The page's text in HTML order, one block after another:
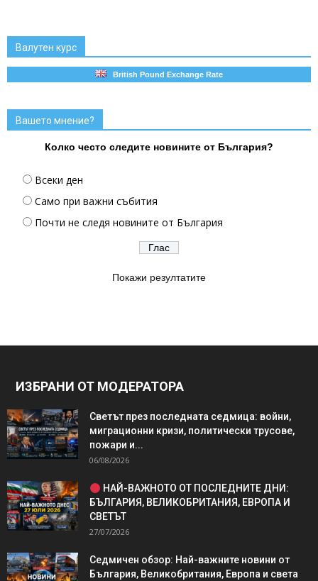
Валутен курс
British Pound Exchange Rate
Вашето мнение?
Колко често следите новините от България?
Всеки ден
Само при важни събития
Почти не следя новините от България
Покажи резултатите
ИЗБРАНИ ОТ МОДЕРАТОРА
Светът през последната седмица: войни,
миграционни кризи, политически трусове,
пожари и...
06/08/2026
НАЙ-ВАЖНОТО ОТ ПОСЛЕДНИТЕ ДНИ:
БЪЛГАРИЯ, ВЕЛИКОБРИТАНИЯ, ЕВРОПА И
СВЕТЪТ
27/07/2026
Седмичен обзор: Най-важните новини от
България, Великобритания, Европа и света